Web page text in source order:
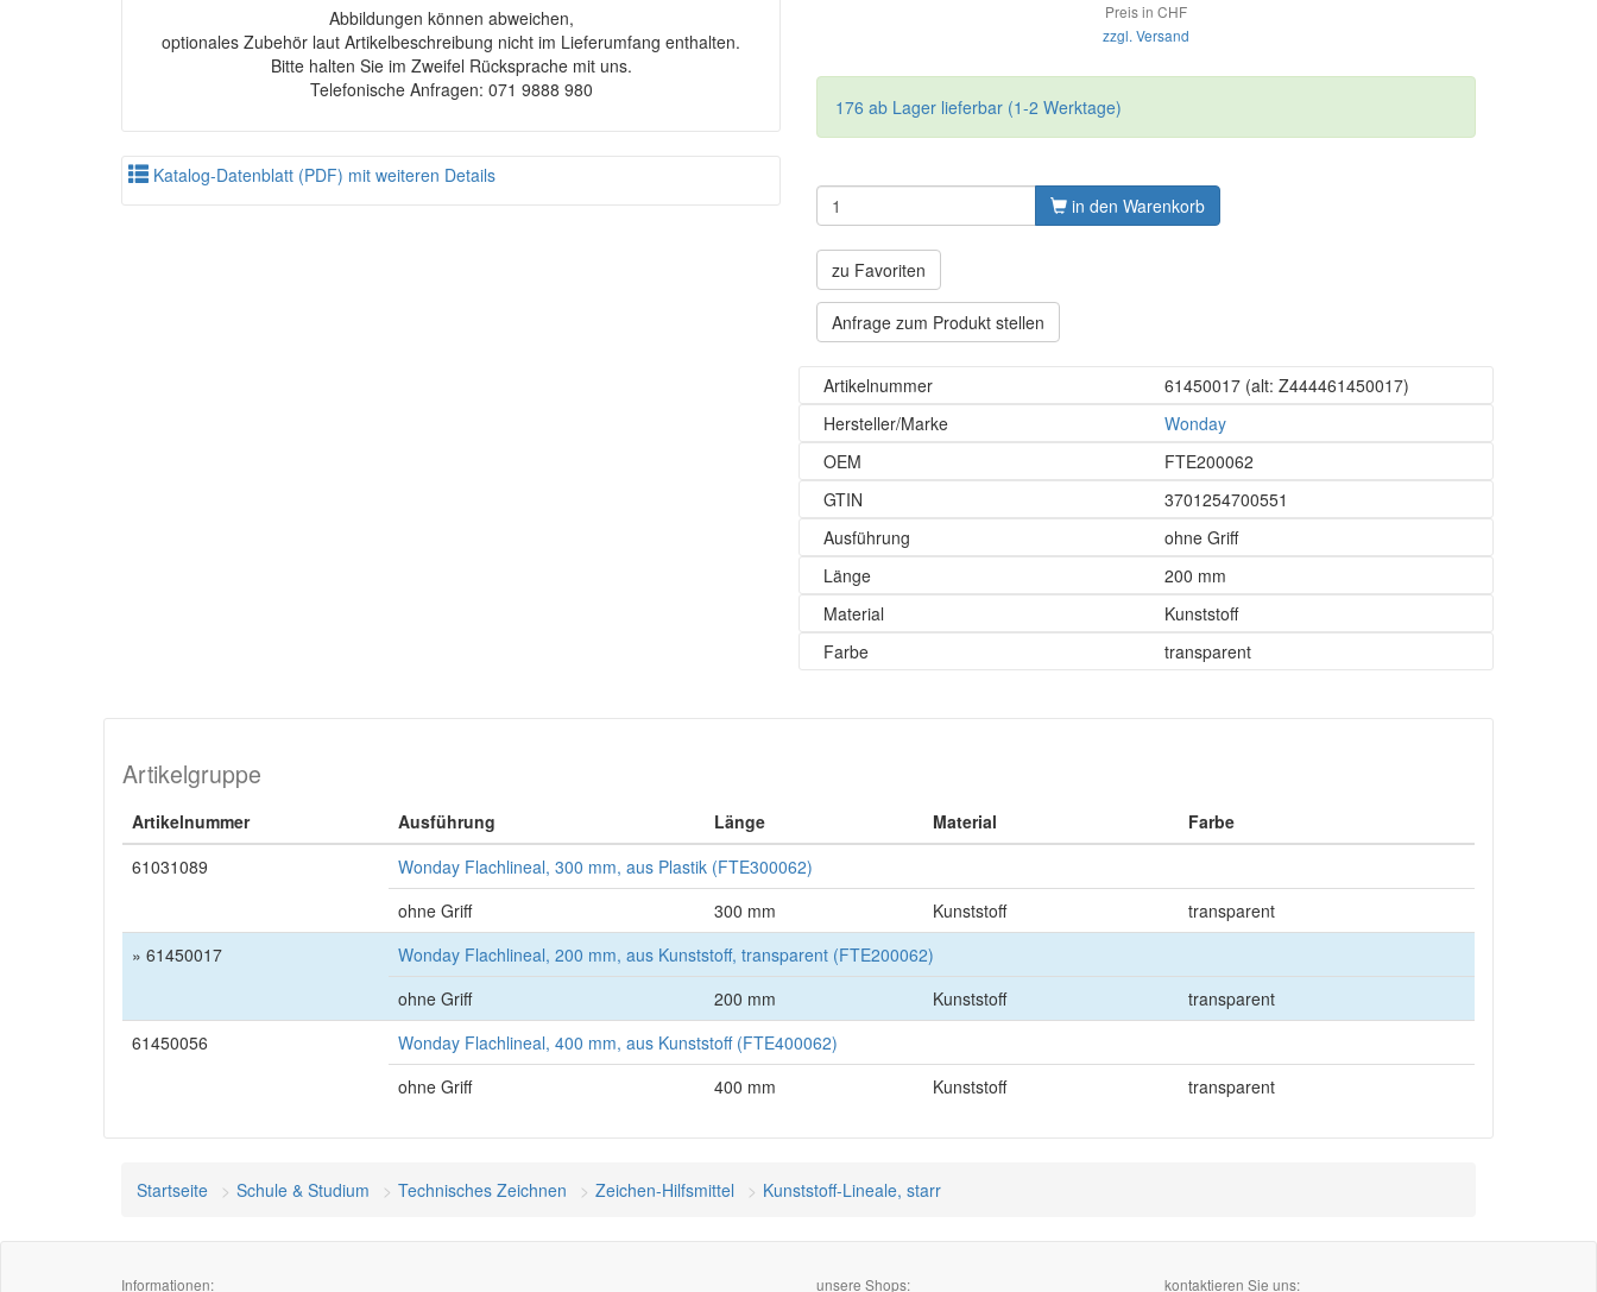
Abbildungen können abweichen,
optionales Zubehör laut Artikelbeschreibung nicht im Lieferumfang enthalten.
Bitte halten Sie im Zweifel Rücksprache mit uns.
Telefonische Anfragen: 071 9888 980
Katalog-Datenblatt (PDF) mit weiteren Details
Preis in CHF
zzgl. Versand
176 ab Lager lieferbar (1-2 Werktage)
in den Warenkorb
zu Favoriten
Anfrage zum Produkt stellen
Artikelnummer 61450017(alt: Z444461450017)
Hersteller/Marke
Wonday
OEM
FTE200062
GTIN
3701254700551
Ausführung
ohne Griff
Länge
200 mm
Material
Kunststoff
Farbe
transparent
Artikelgruppe
Artikelnummer Ausführung Länge Material
Farbe
61031089
Wonday Flachlineal, 300 mm, aus Plastik (FTE300062)
ohne Griff
300 mm Kunststoff
transparent
» 61450017
Wonday Flachlineal, 200 mm, aus Kunststoff, transparent (FTE200062)
ohne Griff
200 mm Kunststoff
transparent
61450056
Wonday Flachlineal, 400 mm, aus Kunststoff (FTE400062)
ohne Griff
400 mm Kunststoff transparent
Startseite Schule & Studium Technisches Zeichnen Zeichen-Hilfsmittel Kunststoff-Lineale, starr
Informationen: unsere Shops: kontaktieren Sie uns: